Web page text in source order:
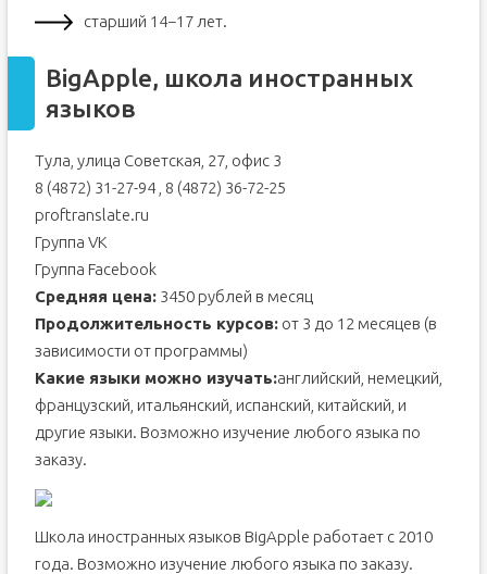
старший 14−17 лет.
BigApple, школа иностранных
языков
Тула, улица Советская, 27, офис 3
8 (4872) 31-27-94 , 8 (4872) 36-72-25
proftranslate.ru
Группа VK
Группа Facebook
Средняя цена:3450 рублей в месяц
Продолжительность курсов:от 3 до 12 месяцев (в
зависимости от программы)
Какие языки можно изучать:английский, немецкий,
французский, итальянский, испанский, китайский, и
другие языки. Возможно изучение любого языка по
заказу.
Школа иностранных языков BigApple работает с 2010
года. Возможно изучение любого языка по заказу.